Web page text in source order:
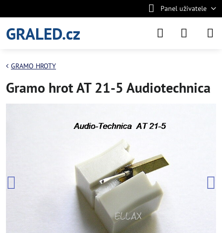
Panel uživatele
GRALED.cz
GRAMO HROTY
Gramo hrot AT 21-5 Audiotechnica